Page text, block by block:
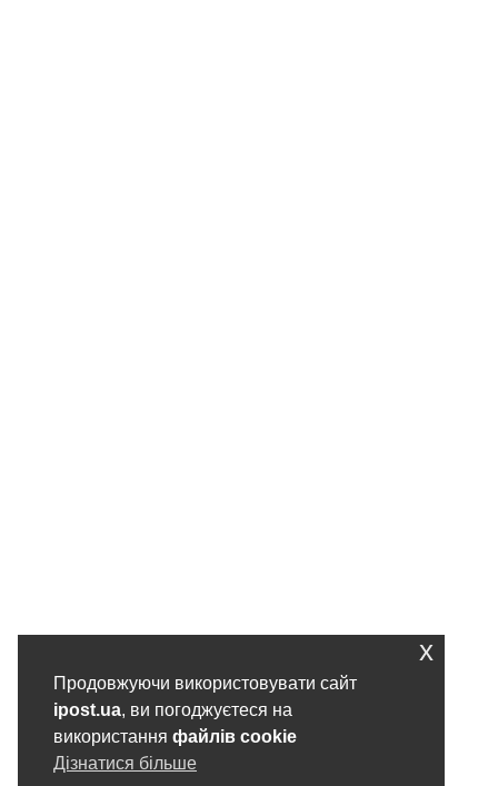
Продовжуючи використовувати сайт
ipost.ua, ви погоджуєтеся на
використання файлів cookie
Дізнатися більше
x